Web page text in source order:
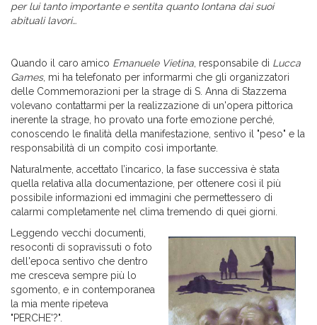
per lui tanto importante e sentita quanto lontana dai suoi
abituali lavori…
Quando il caro amico Emanuele Vietina , responsabile di Lucca
Games, mi ha telefonato per informarmi che gli organizzatori
delle Commemorazioni per la strage di S. Anna di Stazzema
volevano contattarmi per la realizzazione di un'opera pittorica
inerente la strage, ho provato una forte emozione perché,
conoscendo le finalità della manifestazione, sentivo il "peso" e la
responsabilità di un compito così importante.
Naturalmente, accettato l’incarico, la fase successiva è stata
quella relativa alla documentazione, per ottenere così il più
possibile informazioni ed immagini che permettessero di
calarmi completamente nel clima tremendo di quei giorni.
Leggendo vecchi documenti,
resoconti di sopravissuti o foto
dell'epoca sentivo che dentro
me cresceva sempre più lo
sgomento, e in contemporanea
la mia mente ripeteva
"PERCHE'?".